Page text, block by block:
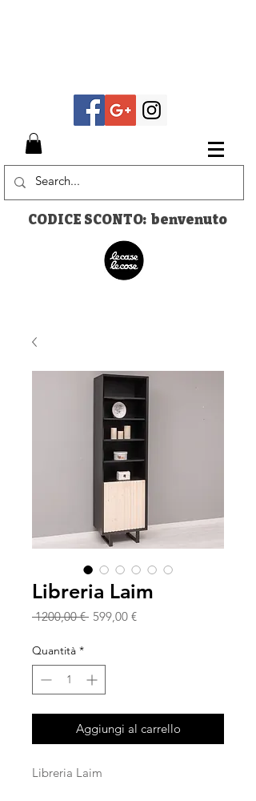
CODICE SCONTO: benvenuto
Libreria Laim
1200,00 € Prezzo
599,00 €Prezzo
Quantità *
Aggiungi al carrello
Libreria Laim